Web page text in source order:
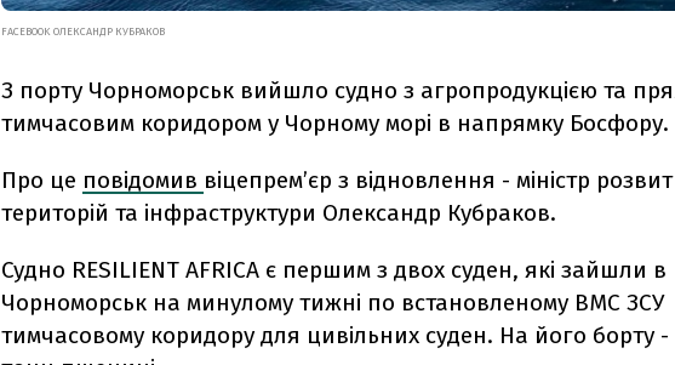
FACEBOOK ОЛЕКСАНДР КУБРАКОВ
З порту Чорноморськ вийшло судно з агропродукцією та
тимчасовим коридором у Чорному морі в напрямку Босфору.
Про це повідомив віцепрем’єр з відновлення - міністр
територій та інфраструктури Олександр Кубраков.
Судно RESILIENT AFRICA є першим з двох суден, які зайшли в
Чорноморськ на минулому тижні по встановленому ВМС ЗСУ
тимчасовому коридору для цивільних суден. На його борту -